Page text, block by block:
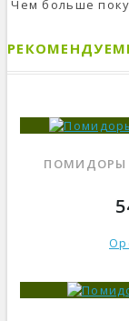
Чем больше
ПОМИДОРЫ